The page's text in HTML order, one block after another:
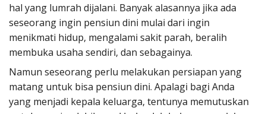
hal yang lumrah dijalani. Banyak alasannya jika ada
seseorang ingin pensiun dini mulai dari ingin
menikmati hidup, mengalami sakit parah, beralih
membuka usaha sendiri, dan sebagainya.
Namun seseorang perlu melakukan persiapan yang
matang untuk bisa pensiun dini. Apalagi bagi Anda
yang menjadi kepala keluarga, tentunya memutuskan